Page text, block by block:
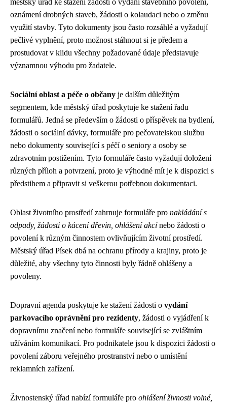
městský úřad ke stažení žádosti o vydání stavebního povolení,
oznámení drobných staveb, žádosti o kolaudaci nebo o změnu
využití stavby. Tyto dokumenty jsou často rozsáhlé a vyžadují
pečlivé vyplnění, proto možnost stáhnout si je předem a
prostudovat v klidu všechny požadované údaje představuje
významnou výhodu pro žadatele.
Sociální oblast a péče o občany je dalším důležitým
segmentem, kde městský úřad poskytuje ke stažení řadu
formulářů. Jedná se především o žádosti o příspěvek na bydlení,
žádosti o sociální dávky, formuláře pro pečovatelskou službu
nebo dokumenty související s péčí o seniory a osoby se
zdravotním postižením. Tyto formuláře často vyžadují doložení
různých příloh a potvrzení, proto je výhodné mít je k dispozici s
předstihem a připravit si veškerou potřebnou dokumentaci.
Oblast životního prostředí zahrnuje formuláře pro nakládání s
odpady, žádosti o kácení dřevin, ohlášení akcínebo žádosti o
povolení k různým činnostem ovlivňujícím životní prostředí.
Městský úřad Písek dbá na ochranu přírody a krajiny, proto je
důležité, aby všechny tyto činnosti byly řádně ohlášeny a
povoleny.
Dopravní agenda poskytuje ke stažení žádosti o vydání
parkovacího oprávnění pro rezidenty, žádosti o vyjádření k
dopravnímu značení nebo formuláře související se zvláštním
užíváním komunikací. Pro podnikatele jsou k dispozici žádosti o
povolení záboru veřejného prostranství nebo o umístění
reklamních zařízení.
Živnostenský úřad nabízí formuláře pro ohlášení živnosti volné,